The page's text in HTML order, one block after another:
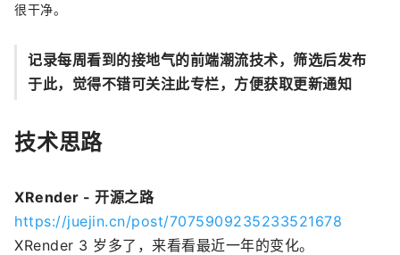
很干净。
记录每周看到的接地气的前端潮流技术，筛选后发布
于此，觉得不错可关注此专栏，方便获取更新通知
技术思路
XRender - 开源之路
https://juejin.cn/post/7075909235233521678
XRender 3 岁多了，来看看最近一年的变化。